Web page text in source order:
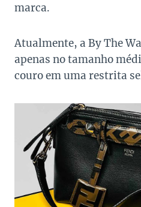
marca.
Atualmente, a By The
apenas no tamanho
couro em uma restrita